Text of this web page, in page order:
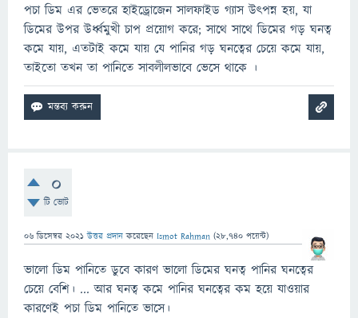
পচা ডিম এর ভেতরে হাইড্রোজেন সালফাইড গ্যাস উৎপন্ন হয়, যা
ডিমের উপর উর্ধ্বমুখী চাপ প্রয়োগ করে; সাথে সাথে ডিমের গড় ঘনত্ব
কমে যায়, এতটাই কমে যায় যে পানির গড় ঘনত্বের চেয়ে কমে যায়,
তাইতো তখন তা পানিতে সাবলীলভাবে ভেসে থাকে ।
0
টি ভোট
06 ডিসেম্বর 2021 উত্তর প্রদান করেছেন Ismot Rahman (28,740 পয়েন্ট)
ভালো ডিম পানিতে ডুবে কারণ ভালো ডিমের ঘনত্ব পানির ঘনত্বের
চেয়ে বেশি। ... আর ঘনত্ব কমে পানির ঘনত্বের কম হয়ে যাওয়ার
কারণেই পচা ডিম পানিতে ভাসে।